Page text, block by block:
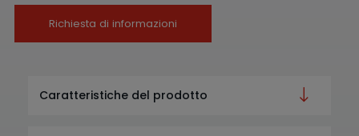
Richiesta di informazioni
Caratteristiche del prodotto